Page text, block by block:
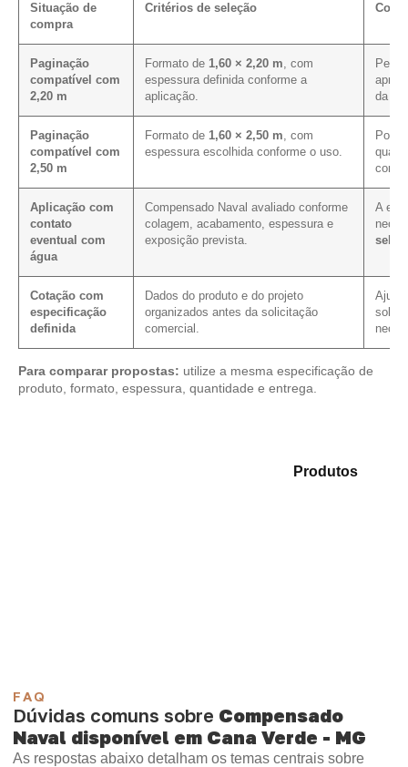
Situação de
compra
Critérios de seleção
Paginação
compatível com
2,20 m
Formato de 1,60 × 2,20 m , com
espessura definida conforme a
aplicação.
da
Paginação
compatível com
2,50 m
Formato de 1,60 × 2,50 m , com
espessura escolhida conforme o uso.
Pode
Aplicação com
contato
eventual com
água
Compensado Naval avaliado conforme
colagem, acabamento, espessura e
exposição prevista.
A
Cotação com
especificação
definida
Dados do produto e do projeto
organizados antes da solicitação
comercial.
Ajuda
Para comparar propostas: utilize a mesma especificação de
produto, formato, espessura, quantidade e entrega.
Produtose
FAQ
Dúvidas comuns sobre Compensado
Naval disponível em Cana Verde - MG
As respostas abaixo detalham os temas centrais sobre